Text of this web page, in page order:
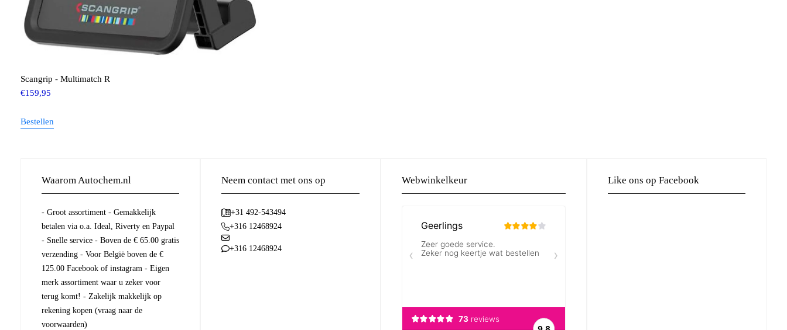
Scangrip - Multimatch R
€159,95
Bestellen
Waarom Autochem.nl
- Groot assortiment - Gemakkelijk
betalen via o.a. Ideal, Riverty en Paypal
- Snelle service - Boven de € 65.00 gratis
verzending - Voor België boven de €
125.00 Facebook of instagram - Eigen
merk assortiment waar u zeker voor
terug komt! - Zakelijk makkelijk op
rekening kopen (vraag naar de
voorwaarden)
Neem contact met ons op
+31 492-543494
+316 12468924
+316 12468924
Webwinkelkeur Like ons op Facebook